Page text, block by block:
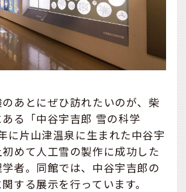
あとにぜひ訪れたいのが、柴
る「中谷宇吉郎 雪の科学
に片山津温泉に生まれた中谷宇
めて人工雪の製作に成功した
者。同館では、中谷宇吉郎の
する展示を行っています。